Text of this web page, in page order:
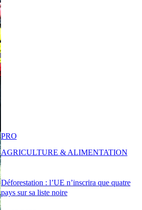
Déforestation : l’UE n’inscrira que quatre
pays sur sa liste noire
PRO
AGRICULTURE & ALIMENTATION